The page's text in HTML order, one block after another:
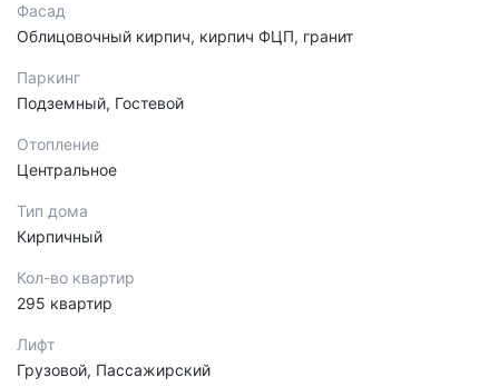
Фасад
Облицовочный кирпич, кирпич ФЦП, гранит
Паркинг
Подземный, Гостевой
Отопление
Центральное
Тип дома
Кирпичный
Кол-во квартир
295 квартир
Лифт
Грузовой, Пассажирский